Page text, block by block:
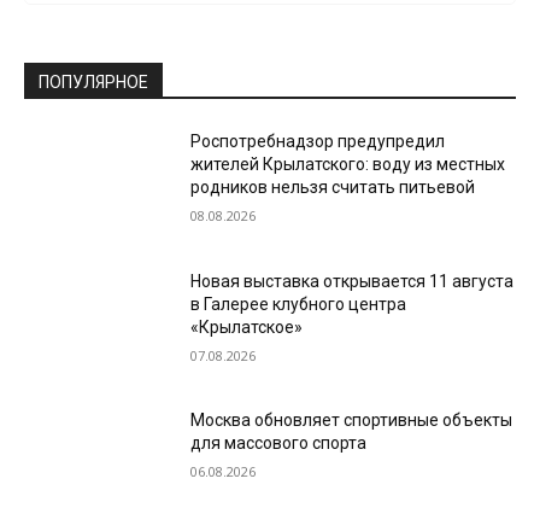
ПОПУЛЯРНОЕ
Роспотребнадзор предупредил
жителей Крылатского: воду из местных
родников нельзя считать питьевой
08.08.2026
Новая выставка открывается 11 августа
в Галерее клубного центра
«Крылатское»
07.08.2026
Москва обновляет спортивные объекты
для массового спорта
06.08.2026